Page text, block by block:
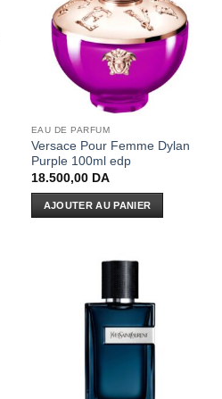
EAU DE PARFUM
Versace Pour Femme Dylan
Purple 100ml edp
18.500,00 DA
AJOUTER AU PANIER